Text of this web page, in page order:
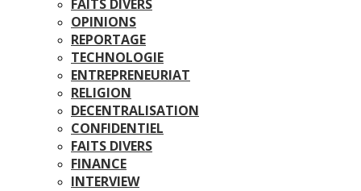
FAITS DIVERS
OPINIONS
REPORTAGE
TECHNOLOGIE
ENTREPRENEURIAT
RELIGION
DECENTRALISATION
CONFIDENTIEL
FAITS DIVERS
FINANCE
INTERVIEW